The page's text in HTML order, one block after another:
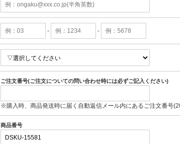
- -
ご注文番号(ご注文についての問い合わせ時には必ずご記入ください)
※購入時、商品発送時に届く自動返信メール内にあるご注文番号
商品番号